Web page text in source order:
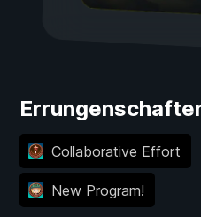
Collaborative Effort
New Program!